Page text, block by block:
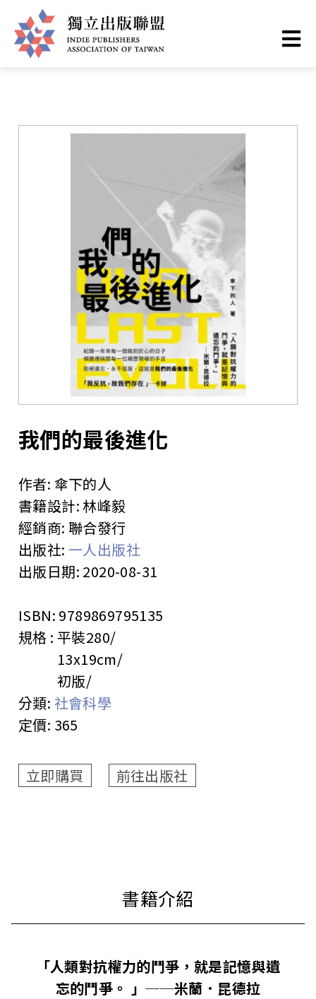
至
主
立
您
裡
首頁 ❯ 書籍一覽
我們的最後進化
作者: 傘下的人
書籍設計:林峰毅
經銷商: 聯合發行
出版社: 一人出版社
出版日期: 2020-08-31
ISBN: 9789869795135
規格 : 平裝280
13x19cm
初版
分類: 社會科學
定價: 365
立即購買 前往出版社
「人類對抗權力的鬥爭，就是記憶與遺
忘的鬥爭。 」──米蘭．昆德拉